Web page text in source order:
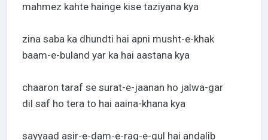
mahmez kahte hainge kise taziyana kya
zina saba ka dhundti hai apni musht-e-khak
baam-e-buland yar ka hai aastana kya
chaaron taraf se surat-e-jaanan ho jalwa-gar
dil saf ho tera to hai aaina-khana kya
sayyaad asir-e-dam-e-rag-e-gul hai andalib